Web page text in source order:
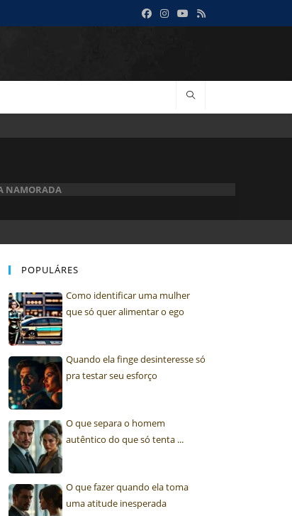
NAMORADA
POPULÁRES
Como identificar uma mulher
que só quer alimentar o ego
Quando ela finge desinteresse só
pra testar seu esforço
O que separa o homem
autêntico do que só tenta ...
O que fazer quando ela toma
uma atitude inesperada